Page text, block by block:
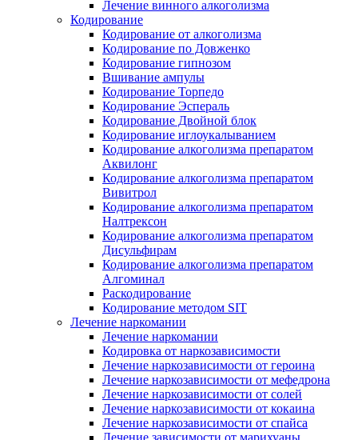
Лечение винного алкоголизма
Кодирование
Кодирование от алкоголизма
Кодирование по Довженко
Кодирование гипнозом
Вшивание ампулы
Кодирование Торпедо
Кодирование Эспераль
Кодирование Двойной блок
Кодирование иглоукалыванием
Кодирование алкоголизма препаратом
Аквилонг
Кодирование алкоголизма препаратом
Вивитрол
Кодирование алкоголизма препаратом
Налтрексон
Кодирование алкоголизма препаратом
Дисульфирам
Кодирование алкоголизма препаратом
Алгоминал
Раскодирование
Кодирование методом SIT
Лечение наркомании
Лечение наркомании
Кодировка от наркозависимости
Лечение наркозависимости от героина
Лечение наркозависимости от мефедрона
Лечение наркозависимости от солей
Лечение наркозависимости от кокаина
Лечение наркозависимости от спайса
Лечение зависимости от марихуаны